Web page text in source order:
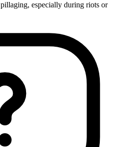
especially during riots or